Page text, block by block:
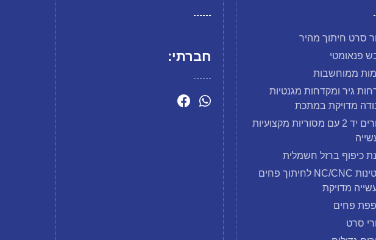
סרט חיתוך מהיר
פנאומטי
ממוחשבות
גיר ומקדחות מגנטיות
מדויקת במתכת
מסורים יד 2 עם מסוריות מקצועיות
כיפוף ברזל חשמלית
גליוטינות NC/CNC לחיתוך פחים
מדויקת
פחים
סרט
חברתי: